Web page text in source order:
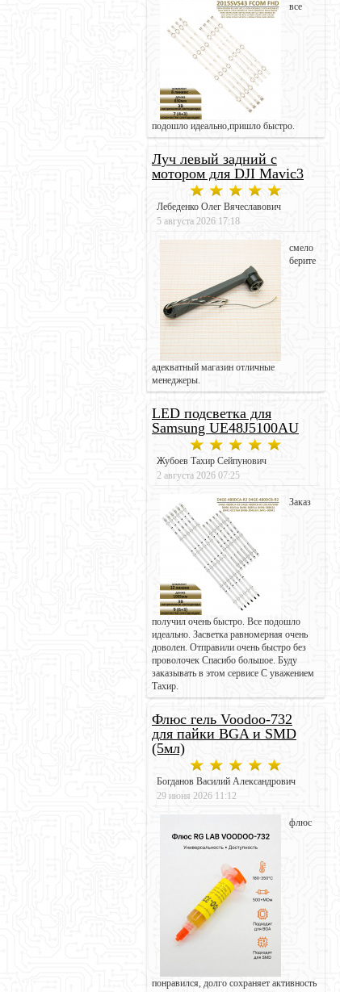
все
подошло идеально,пришло быстро.
Луч левый задний с
мотором для DJI Mavic3
Лебеденко Олег Вячеславович
5 августа 2026 17:18
смело
берите
адекватный магазин отличные
менеджеры.
LED подсветка для
Samsung UE48J5100AU
Жубоев Тахир Сейпунович
2 августа 2026 07:25
Заказ
получил очень быстро. Все подошло
идеально. Засветка равномерная очень
доволен. Отправили очень быстро без
проволочек Спасибо большое. Буду
заказывать в этом сервисе С уважением
Тахир.
Флюс гель Voodoo-732
для пайки BGA и SMD
(5мл)
Богданов Василий Александрович
29 июня 2026 11:12
флюс
понравился, долго сохраняет активность